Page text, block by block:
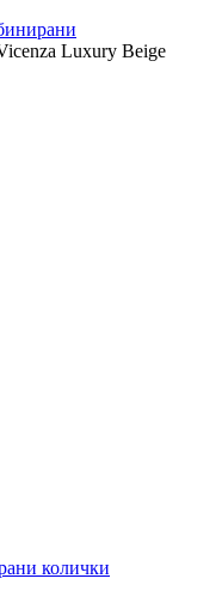
Luxury Beige
колички